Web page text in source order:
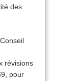
des
révisions
pour